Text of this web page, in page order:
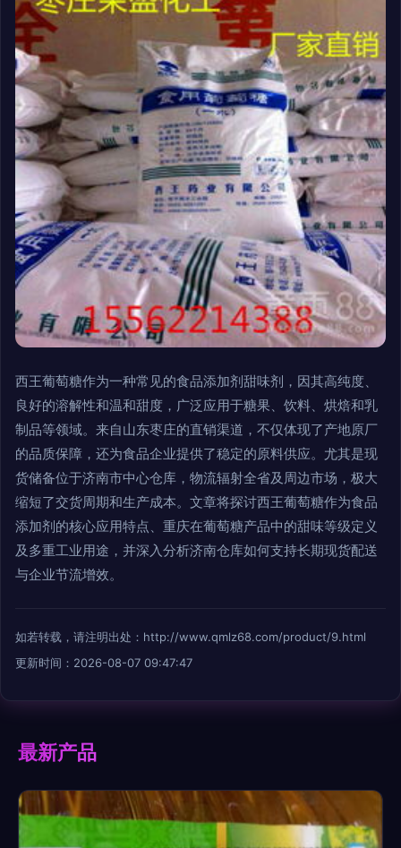
西王葡萄糖作为一种常见的食品添加剂甜味剂，因其高纯度、
良好的溶解性和温和甜度，广泛应用于糖果、饮料、烘焙和乳
制品等领域。来自山东枣庄的直销渠道，不仅体现了产地原厂
的品质保障，还为食品企业提供了稳定的原料供应。尤其是现
货储备位于济南市中心仓库，物流辐射全省及周边市场，极大
缩短了交货周期和生产成本。文章将探讨西王葡萄糖作为食品
添加剂的核心应用特点、重庆在葡萄糖产品中的甜味等级定义
及多重工业用途，并深入分析济南仓库如何支持长期现货配送
与企业节流增效。
如若转载，请注明出处：http://www.qmlz68.com/product/9.html
更新时间：2026-08-07 09:47:47
最新产品